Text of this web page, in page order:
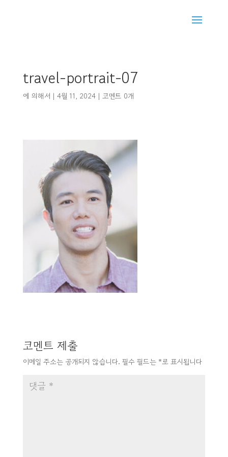
travel-portrait-07
에 의해서 | 4월 11, 2024| 코멘트 0개
코멘트 제출
이메일 주소는 공개되지 않습니다. 필수 필드는 *로 표시됩니다